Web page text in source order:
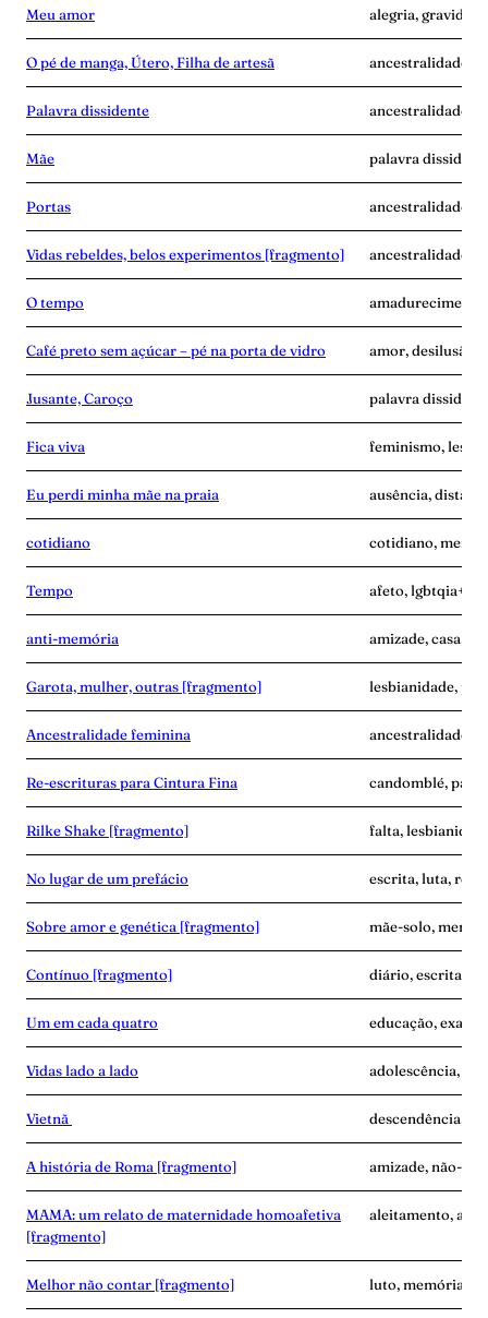
Meu amor alegria,
O pé de manga, Útero, Filha de artesã ancestralidade,
Palavra dissidente ancestralidade,
Mãe palavra
Portas ancestralidade,
Vidas rebeldes, belos experimentos [fragmento] ancestralidade,
O tempo
Café preto sem açúcar – pé na porta de vidro amor, desilusão,
Jusante, Caroço palavra
Fica viva feminismo,
Eu perdi minha mãe na praia ausência,
cotidiano cotidiano,
Tempo afeto, lgbtqia+,
anti-memória amizade, casa,
Garota, mulher, outras [fragmento] lesbianidade,
Ancestralidade feminina ancestralidade,
Re-escrituras para Cintura Fina candomblé,
Rilke Shake [fragmento] falta,
No lugar de um prefácio escrita, luta,
Sobre amor e genética [fragmento] mãe-solo,
Contínuo [fragmento] diário, escrita,
Um em cada quatro educação,
Vidas lado a lado adolescência,
Vietnã descendência,
A história de Roma [fragmento] amizade, não-
MAMA: um relato de maternidade homoafetiva
[fragmento]
aleitamento,
Melhor não contar [fragmento] luto, memória,